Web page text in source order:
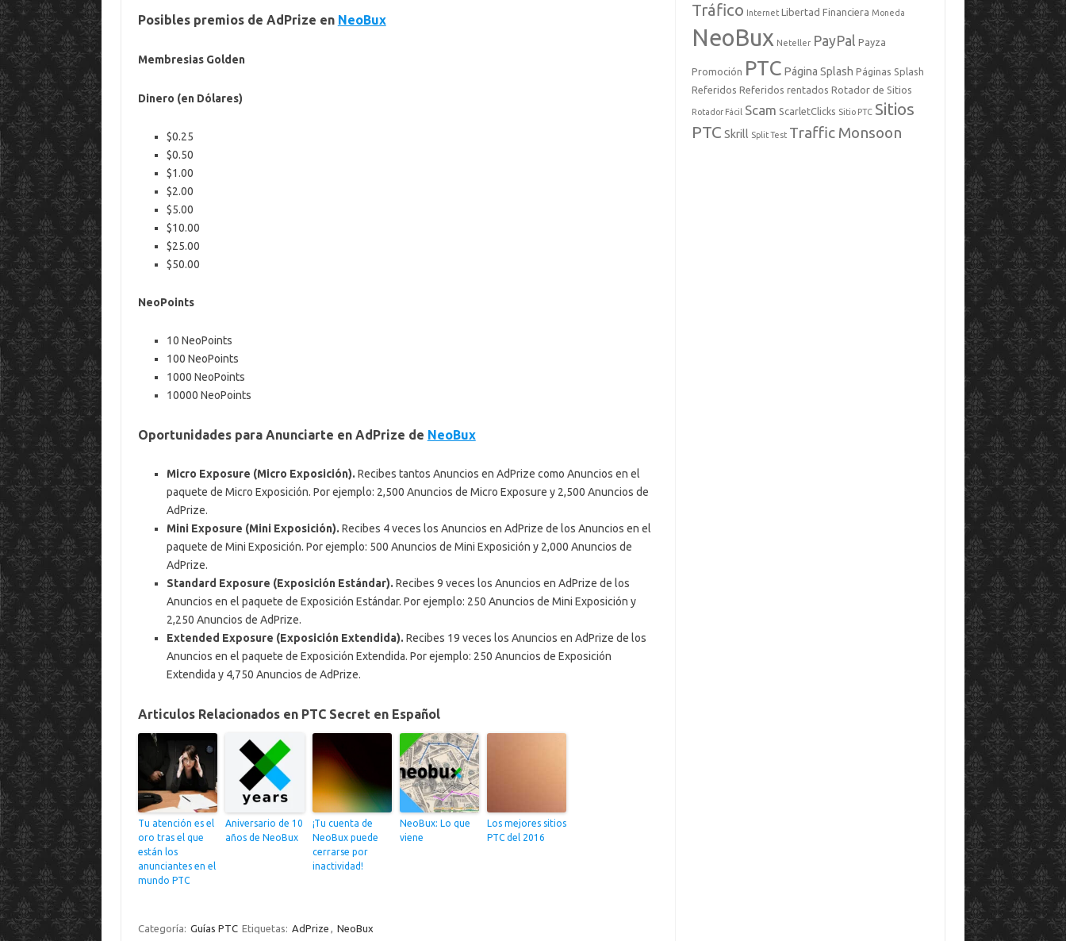
Posibles premios de AdPrize en NeoBux
Membresias Golden
Dinero (en Dólares)
$0.25
$0.50
$1.00
$2.00
$5.00
$10.00
$25.00
$50.00
NeoPoints
10 NeoPoints
100 NeoPoints
1000 NeoPoints
10000 NeoPoints
Oportunidades para Anunciarte en AdPrize de NeoBux
Micro Exposure (Micro Exposición). Recibes tantos Anuncios en AdPrize como Anuncios en el
paquete de Micro Exposición. Por ejemplo: 2,500 Anuncios de Micro Exposure y 2,500 Anuncios de
AdPrize.
Mini Exposure (Mini Exposición). Recibes 4 veces los Anuncios en AdPrize de los Anuncios en el
paquete de Mini Exposición. Por ejemplo: 500 Anuncios de Mini Exposición y 2,000 Anuncios de
AdPrize.
Standard Exposure (Exposición Estándar). Recibes 9 veces los Anuncios en AdPrize de los
Anuncios en el paquete de Exposición Estándar. Por ejemplo: 250 Anuncios de Mini Exposición y
2,250 Anuncios de AdPrize.
Extended Exposure (Exposición Extendida). Recibes 19 veces los Anuncios en AdPrize de los
Anuncios en el paquete de Exposición Extendida. Por ejemplo: 250 Anuncios de Exposición
Extendida y 4,750 Anuncios de AdPrize.
Articulos Relacionados en PTC Secret en Español
Tu atención es el
oro tras el que
están los
anunciantes en el
mundo PTC
Aniversario de 10
años de NeoBux
¡Tu cuenta de
NeoBux puede
cerrarse por
inactividad!
NeoBux: Lo que
viene
Los mejores sitios
PTC del 2016
Categoría: Guías PTC Etiquetas: AdPrize , NeoBux
Tráfico
Internet Libertad Financiera Moneda
NeoBux Neteller PayPal Payza
Promoción PTC Página Splash Páginas Splash
Referidos Referidos rentados Rotador de Sitios
Rotador Fácil Scam ScarletClicks Sitio PTC Sitios
PTC Skrill Split Test Traffic Monsoon